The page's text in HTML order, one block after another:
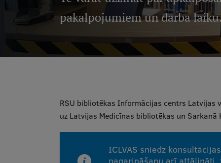
pakalpojumiem un darba
RSU bibliotēkas Informācijas centrs Latvijas
uz Latvijas Medicīnas bibliotēkas un
ICLVAS sniedz